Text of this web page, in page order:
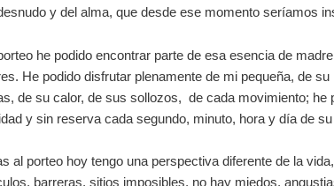
y del alma, que desde ese momento seríamos
he podido encontrar parte de esa esencia de
He podido disfrutar plenamente de mi pequeña, de
de su calor, de sus sollozos, de cada movimiento; he
y sin reserva cada segundo, minuto, hora y día de
al porteo hoy tengo una perspectiva diferente de la
barreras, sitios imposibles, no hay miedos,